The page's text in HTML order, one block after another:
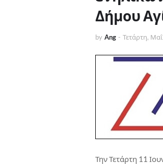
Δήμου
by Ang - Τετάρτη,
Την Τετάρτη 11